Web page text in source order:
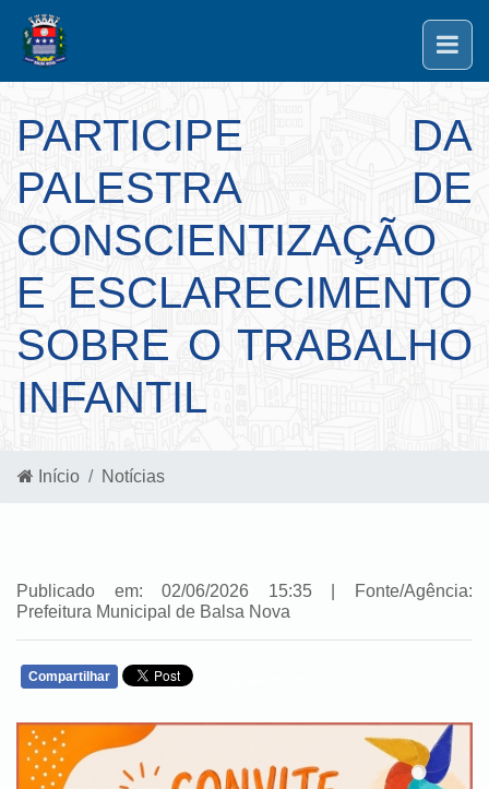
PARTICIPE DA
PALESTRA DE
CONSCIENTIZAÇÃO
E ESCLARECIMENTO
SOBRE O TRABALHO
INFANTIL
Início Notícias
Publicado em: 02/06/2026 15:35 | Fonte/Agência:
Prefeitura Municipal de Balsa Nova
Compartilhar